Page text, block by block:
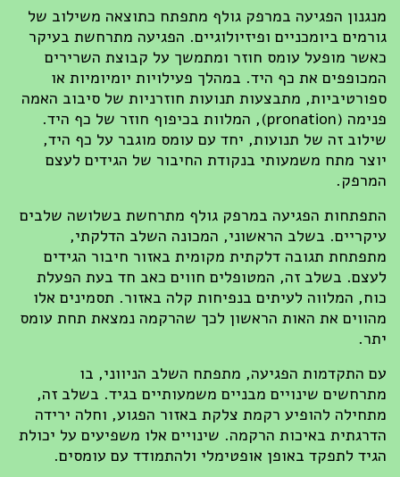
מנגנון הפגיעה במרפק גולף מתפתח כתוצאה משילוב של
גורמים ביומכניים ופיזיולוגיים. הפגיעה מתרחשת בעיקר
כאשר מופעל עומס חוזר ומתמשך על קבוצת השרירים
המכופפים את כף היד. במהלך פעילויות יומיומיות או
ספורטיביות, מתבצעות תנועות חוזרניות של סיבוב האמה
פנימה (pronation), המלוות בכיפוף חוזר של כף היד.
שילוב זה של תנועות, יחד עם עומס מוגבר על כף היד,
יוצר מתח משמעותי בנקודת החיבור של הגידים לעצם
המרפק.
התפתחות הפגיעה במרפק גולף מתרחשת בשלושה שלבים
עיקריים. בשלב הראשוני, המכונה השלב הדלקתי,
מתפתחת תגובה דלקתית מקומית באזור חיבור הגידים
לעצם. בשלב זה, המטופלים חווים כאב חד בעת הפעלת
כוח, המלווה לעיתים בנפיחות קלה באזור. תסמינים אלו
מהווים את האות הראשון לכך שהרקמה נמצאת תחת עומס
יתר.
עם התקדמות הפגיעה, מתפתח השלב הניווני, בו
מתרחשים שינויים מבניים משמעותיים בגיד. בשלב זה,
מתחילה להופיע רקמת צלקת באזור הפגוע, וחלה ירידה
הדרגתית באיכות הרקמה. שינויים אלו משפיעים על יכולת
הגיד לתפקד באופן אופטימלי ולהתמודד עם עומסים.